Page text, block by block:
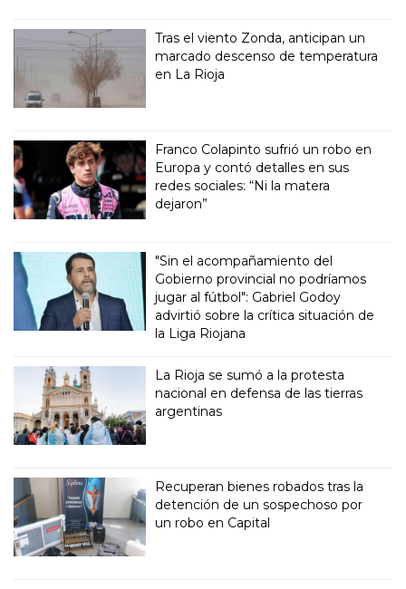
Tras el viento Zonda, anticipan un
marcado descenso de temperatura
en La Rioja
Franco Colapinto sufrió un robo en
Europa y contó detalles en sus
redes sociales: “Ni la matera
dejaron”
"Sin el acompañamiento del
Gobierno provincial no podríamos
jugar al fútbol": Gabriel Godoy
advirtió sobre la crítica situación de
la Liga Riojana
La Rioja se sumó a la protesta
nacional en defensa de las tierras
argentinas
Recuperan bienes robados tras la
detención de un sospechoso por
un robo en Capital